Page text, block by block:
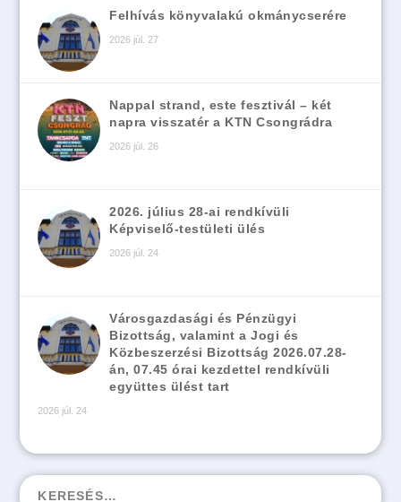
Felhívás könyvalakú okmánycserére
2026 júl. 27
Nappal strand, este fesztivál – két
napra visszatér a KTN Csongrádra
2026 júl. 26
2026. július 28-ai rendkívüli
Képviselő-testületi ülés
2026 júl. 24
Városgazdasági és Pénzügyi
Bizottság, valamint a Jogi és
Közbeszerzési Bizottság 2026.07.28-
án, 07.45 órai kezdettel rendkívüli
együttes ülést tart
2026 júl. 24